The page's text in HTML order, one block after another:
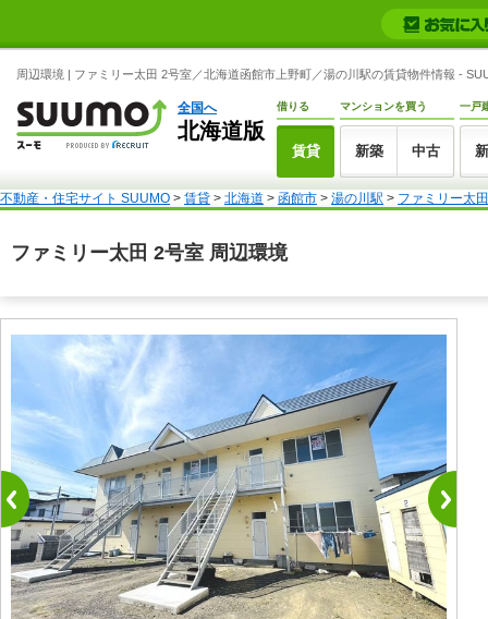
周辺環境 | ファミリー太田 2号室／北海道函館市上野町／湯の川駅の賃貸物件情報 -
全国へ
北海道版
借りる
賃貸
マンションを買う
新築 中古
一戸
不動産・住宅サイト SUUMO > 賃貸 > 北海道 > 函館市 > 湯の川駅 > ファミリー太
ファミリー太田 2号室 周辺環境